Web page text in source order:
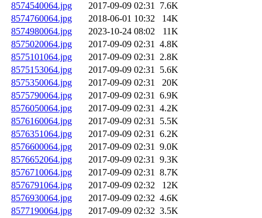
8574540064.jpg
2017-09-09 02:31 7.6K
8574760064.jpg
2018-06-01 10:32
14K
8574980064.jpg
2023-10-24 08:02
11K
8575020064.jpg
2017-09-09 02:31 4.8K
8575101064.jpg
2017-09-09 02:31 2.8K
8575153064.jpg
2017-09-09 02:31 5.6K
8575350064.jpg
2017-09-09 02:31
20K
8575790064.jpg
2017-09-09 02:31 6.9K
8576050064.jpg
2017-09-09 02:31 4.2K
8576160064.jpg
2017-09-09 02:31 5.5K
8576351064.jpg
2017-09-09 02:31 6.2K
8576600064.jpg
2017-09-09 02:31 9.0K
8576652064.jpg
2017-09-09 02:31 9.3K
8576710064.jpg
2017-09-09 02:31 8.7K
8576791064.jpg
2017-09-09 02:32
12K
8576930064.jpg
2017-09-09 02:32 4.6K
8577190064.jpg
2017-09-09 02:32 3.5K